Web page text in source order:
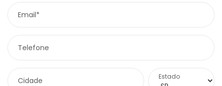
Email*
Telefone
Cidade Estado